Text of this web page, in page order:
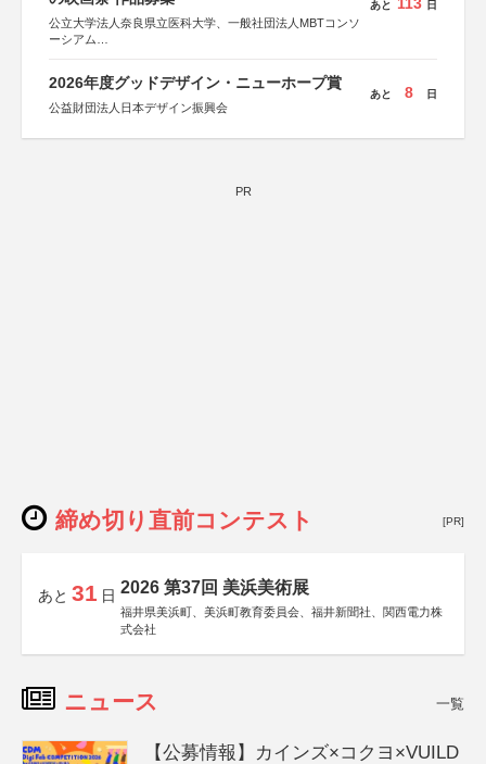
公立大学法人奈良県立医科大学、一般社団法人MBTコンソ
ーシアム
協力：読売新聞社
後援：厚生労働省
文部科学省
日本経済団体連合会
関西文化学術研究都市推進機構
あと 日
2026年度グッドデザイン・ニューホープ賞
公益財団法人日本デザイン振興会
あと 8 日
PR
締め切り直前コンテスト [PR]
あと 31 日 2026 第37回 美浜美術展
福井県美浜町、美浜町教育委員会、福井新聞社、関西電力株
式会社
ニュース 一覧
【公募情報】カインズ×コクヨ×VUILD